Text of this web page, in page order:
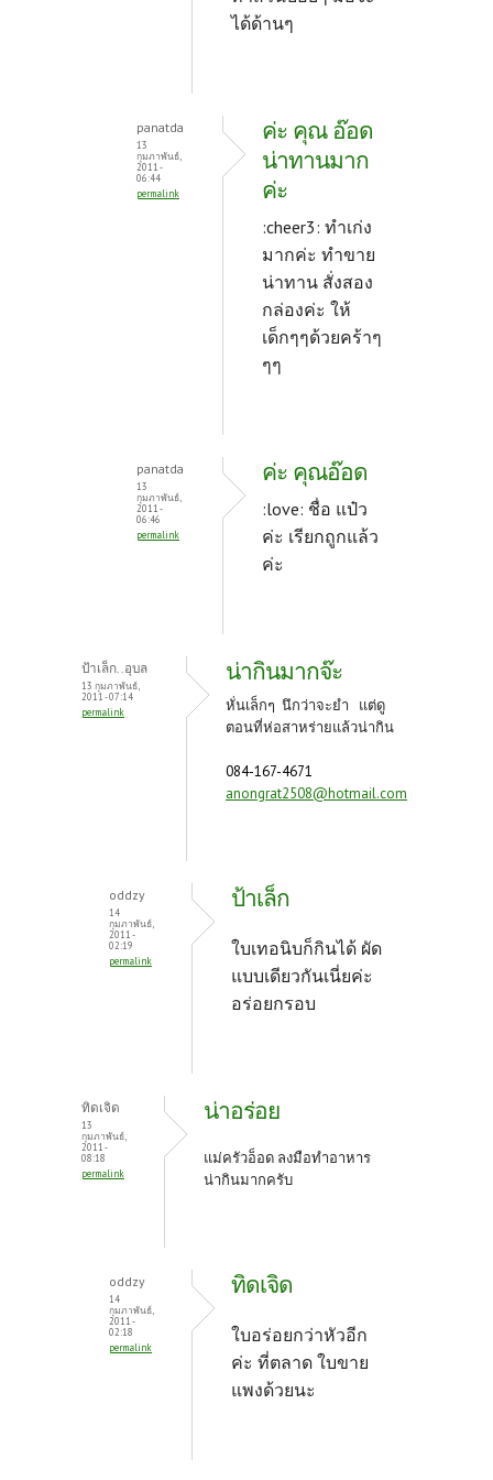
ได้ด้านๆ
panatda
13
กุมภาพันธ์,
2011 -
06:44
permalink
ค่ะ คุณ อ๊อด
น่าทานมาก
ค่ะ
:cheer3: ทำเก่ง
มากค่ะ ทำขาย
น่าทาน สั่งสอง
กล่องค่ะ ให้
เด็กๆๆด้วยคร้าๆ
ๆๆ
panatda
13
กุมภาพันธ์,
2011 -
06:46
permalink
ค่ะ คุณอ๊อด
:love: ชื่อ แป๋ว
ค่ะ เรียกถูกแล้ว
ค่ะ
ป้าเล็ก..อุบล
13 กุมภาพันธ์,
2011 - 07:14
permalink
น่ากินมากจ๊ะ
หั่นเล็กๆ นึกว่าจะยำ แต่ดู
ตอนที่ห่อสาหร่ายแล้วน่ากิน
084-167-4671
anongrat2508@hotmail.com
oddzy
14
กุมภาพันธ์,
2011 -
02:19
permalink
ป้าเล็ก
ใบเทอนิบก็กินได้ ผัด
แบบเดียวกันเนี่ยค่ะ
อร่อยกรอบ
ทิดเจิด
13
กุมภาพันธ์,
2011 -
08:18
permalink
น่าอร่อย
แม่ครัวอ็อด ลงมือทำอาหาร
น่ากินมากครับ
oddzy
14
กุมภาพันธ์,
2011 -
02:18
permalink
ทิดเจิด
ใบอร่อยกว่าหัวอีก
ค่ะ ที่ตลาด ใบขาย
แพงด้วยนะ